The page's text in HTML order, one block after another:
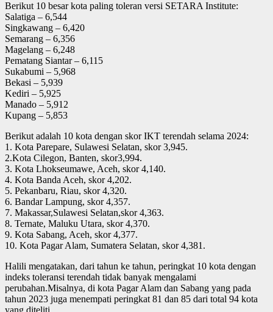
Berikut 10 besar kota paling toleran versi SETARA Institute:
Salatiga – 6,544
Singkawang – 6,420
Semarang – 6,356
Magelang – 6,248
Pematang Siantar – 6,115
Sukabumi – 5,968
Bekasi – 5,939
Kediri – 5,925
Manado – 5,912
Kupang – 5,853
Berikut adalah 10 kota dengan skor IKT terendah selama 2024:
1. Kota Parepare, Sulawesi Selatan, skor 3,945.
2.Kota Cilegon, Banten, skor3,994.
3. Kota Lhokseumawe, Aceh, skor 4,140.
4. Kota Banda Aceh, skor 4,202.
5. Pekanbaru, Riau, skor 4,320.
6. Bandar Lampung, skor 4,357.
7. Makassar,Sulawesi Selatan,skor 4,363.
8. Ternate, Maluku Utara, skor 4,370.
9. Kota Sabang, Aceh, skor 4,377.
10. Kota Pagar Alam, Sumatera Selatan, skor 4,381.
Halili mengatakan, dari tahun ke tahun, peringkat 10 kota dengan
indeks toleransi terendah tidak banyak mengalami
perubahan.Misalnya, di kota Pagar Alam dan Sabang yang pada
tahun 2023 juga menempati peringkat 81 dan 85 dari total 94 kota